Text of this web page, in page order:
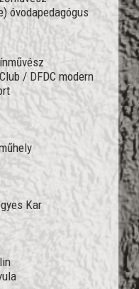
óvodapedagógus
/ DFDC modern
Kar